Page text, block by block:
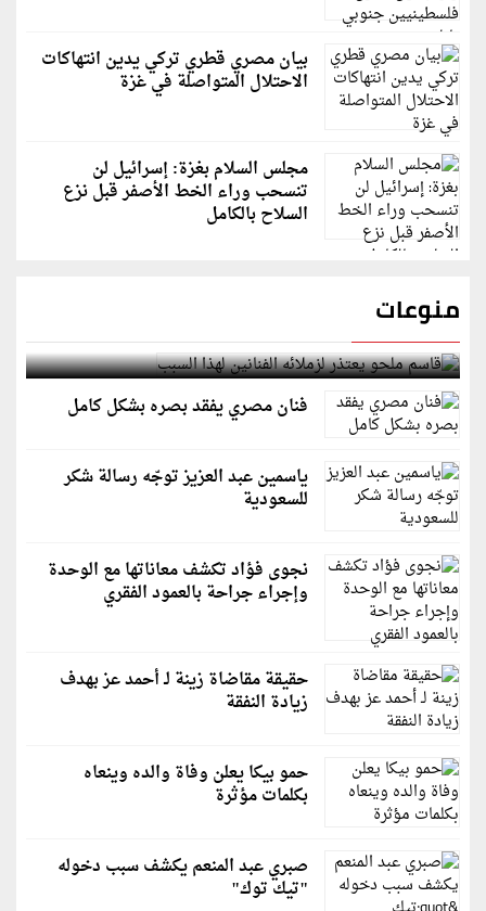
بيان مصري قطري تركي يدين انتهاكات
الاحتلال المتواصلة في غزة
مجلس السلام بغزة: إسرائيل لن
تنسحب وراء الخط الأصفر قبل نزع
السلاح بالكامل
منوعات
قاسم ملحو يعتذر لزملائه الفنانين لهذا السبب
فنان مصري يفقد بصره بشكل كامل
ياسمين عبد العزيز توجّه رسالة شكر
للسعودية
نجوى فؤاد تكشف معاناتها مع الوحدة
وإجراء جراحة بالعمود الفقري
حقيقة مقاضاة زينة لـ أحمد عز بهدف
زيادة النفقة
حمو بيكا يعلن وفاة والده وينعاه
بكلمات مؤثرة
صبري عبد المنعم يكشف سبب دخوله
"تيك توك"